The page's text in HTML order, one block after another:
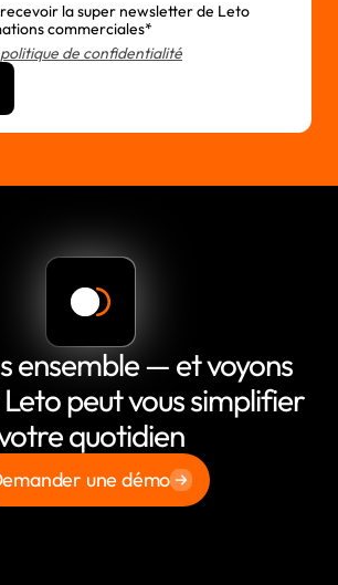
la super newsletter de Leto
commerciales*
de confidentialité
ensemble — et voyons
peut vous simplifier
quotidien
une démo